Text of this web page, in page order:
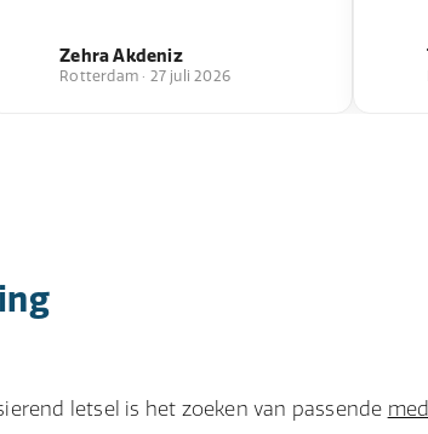
Zehra Akdeniz
Rotterdam · 27 juli 2026
letsel is het zoeken van passende